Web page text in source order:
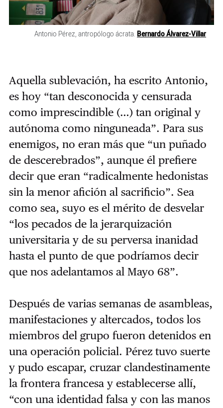
Antonio Pérez, antropólogo ácrata. Bernardo Álvarez-Villar
Aquella sublevación, ha escrito Antonio,
es hoy “tan desconocida y censurada
como imprescindible (…) tan original y
autónoma como ninguneada”. Para sus
enemigos, no eran más que “un puñado
de descerebrados”, aunque él prefiere
decir que eran “radicalmente hedonistas
sin la menor afición al sacrificio”. Sea
como sea, suyo es el mérito de desvelar
“los pecados de la jerarquización
universitaria y de su perversa inanidad
hasta el punto de que podríamos decir
que nos adelantamos al Mayo 68”.
Después de varias semanas de asambleas,
manifestaciones y altercados, todos los
miembros del grupo fueron detenidos en
una operación policial. Pérez tuvo suerte
y pudo escapar, cruzar clandestinamente
la frontera francesa y establecerse allí,
“con una identidad falsa y con las manos